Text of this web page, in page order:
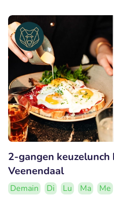
2-gangen keuzelunch
Veenendaal
Demain Di Lu Ma Me